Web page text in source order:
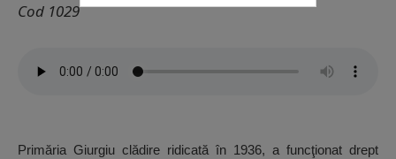
Cod 1029
Primăria Giurgiu clădire ridicată în 1936, a funcţionat drept